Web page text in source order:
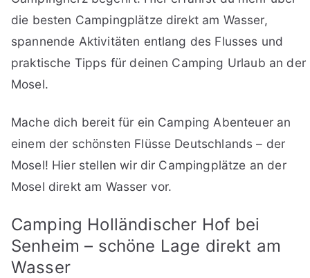
die besten Campingplätze direkt am Wasser,
spannende Aktivitäten entlang des Flusses und
praktische Tipps für deinen Camping Urlaub an der
Mosel.
Mache dich bereit für ein Camping Abenteuer an
einem der schönsten Flüsse Deutschlands – der
Mosel! Hier stellen wir dir Campingplätze an der
Mosel direkt am Wasser vor.
Camping Holländischer Hof bei
Senheim – schöne Lage direkt am
Wasser